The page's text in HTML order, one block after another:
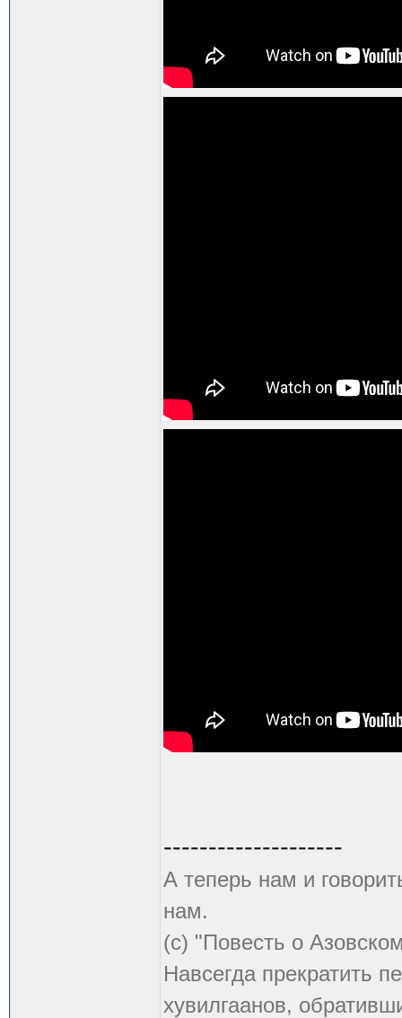
--------------------
А теперь нам и
нам.
(с) "Повесть о
Навсегда прекратить
хувилгаанов,